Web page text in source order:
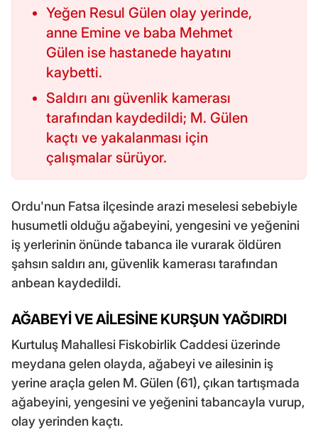
Yeğen Resul Gülen olay yerinde,
anne Emine ve baba Mehmet
Gülen ise hastanede hayatını
kaybetti.
Saldırı anı güvenlik kamerası
tarafından kaydedildi; M. Gülen
kaçtı ve yakalanması için
çalışmalar sürüyor.
Ordu'nun Fatsa ilçesinde arazi meselesi sebebiyle
husumetli olduğu ağabeyini, yengesini ve yeğenini
iş yerlerinin önünde tabanca ile vurarak öldüren
şahsın saldırı anı, güvenlik kamerası tarafından
anbean kaydedildi.
AĞABEYİ VE AİLESİNE KURŞUN YAĞDIRDI
Kurtuluş Mahallesi Fiskobirlik Caddesi üzerinde
meydana gelen olayda, ağabeyi ve ailesinin iş
yerine araçla gelen M. Gülen (61), çıkan tartışmada
ağabeyini, yengesini ve yeğenini tabancayla vurup,
olay yerinden kaçtı.